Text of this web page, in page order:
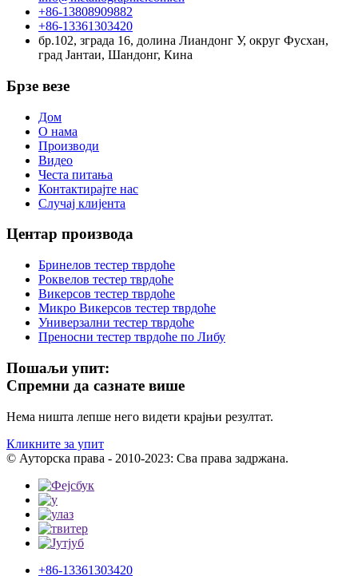
+86-13808909882
+86-13361303420
бр.102, зграда 16, долина Лиандонг У, округ Фусхан,
град Јантаи, Шандонг, Кина
Брзе везе
Дом
О нама
Производи
Видео
Честа питања
Контактирајте нас
Случај клијента
Центар производа
Бринелов тестер тврдоће
Роквелов тестер тврдоће
Викерсов тестер тврдоће
Микро Викерсов тестер тврдоће
Универзални тестер тврдоће
Преносни тестер тврдоће по Либу
Пошаљи упит:
Спремни да сазнате више
Нема ништа лепше него видети крајњи резултат.
Кликните за упит
© Ауторска права - 2010-2023: Сва права задржана.
+86-13361303420